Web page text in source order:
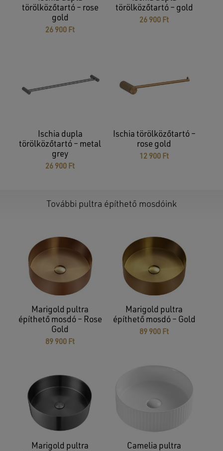
GO TO SHOP
törölközőtartó – rose
gold
26 900 Ft
törölközőtartó – gold
26 900 Ft
Ischia dupla
törölközőtartó – metal
grey
26 900 Ft
Ischia törölközőtartó –
rose gold
12 900 Ft
További pultra építhető mosdóink
Marigold pultra
építhető mosdó – Rose
Gold
89 900 Ft
Marigold pultra
építhető mosdó – Gold
89 900 Ft
Marigold pultra
Camelia pultra